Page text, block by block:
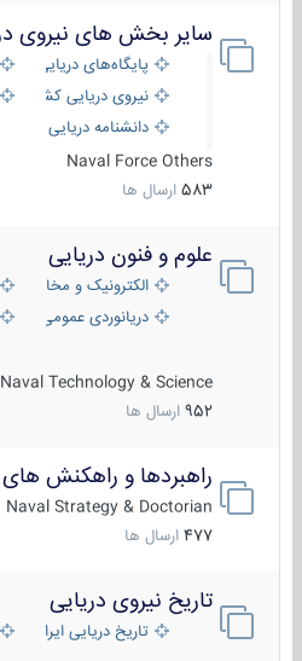
سایر بخش های نیروی
پایگاه‌های دریایی
نیروی دریایی کشورهای
دانشنامه دریایی کپی
Naval Force Others
583 ارسال ها
علوم و فنون دریایی
الکترونیک و مخابرات
دریانوردی عمومی
Naval Technology & Science
952 ارسال ها
راهبردها و راهکنش های
Naval Strategy & Doctorian
477 ارسال ها
تاریخ نیروی دریایی
تاریخ دریایی ایران